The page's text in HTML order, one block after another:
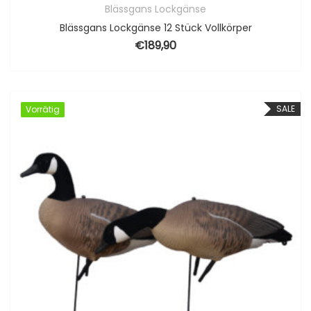
Blässgans Lockgänse
Blässgans Lockgänse 12 Stück Vollkörper
€189,90
SALE
Vorrätig
Vorrätig